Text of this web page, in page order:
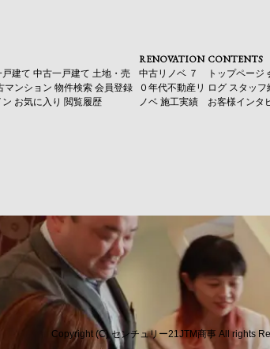
建て 中古一戸建て 土地・売
マンション 物件検索 会員登録
ン お気に入り 閲覧履歴
RENOVATION
中古リノベ ７
０年代不動産リ
ノベ 施工実績
CONTENTS
トップページ
ログ スタッフ
お客様インタ
Copyright (C) センチュリー21JTM商事 All rights